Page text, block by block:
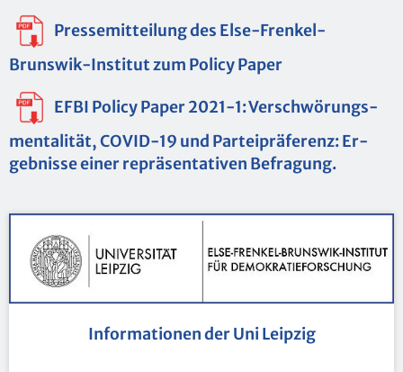
Pres­se­mit­tei­lung des Else-Fren­kel-
Brunswik-In­sti­tut zum Po­li­cy Paper
EFBI Po­li­cy Paper 2021-1: Ver­schwö­rungs­
men­ta­li­tät, COVID-19 und Par­tei­prä­fe­renz: Er­
geb­nis­se einer re­prä­sen­ta­ti­ven Be­fra­gung.
In­for­ma­tio­nen der Uni Leip­zig